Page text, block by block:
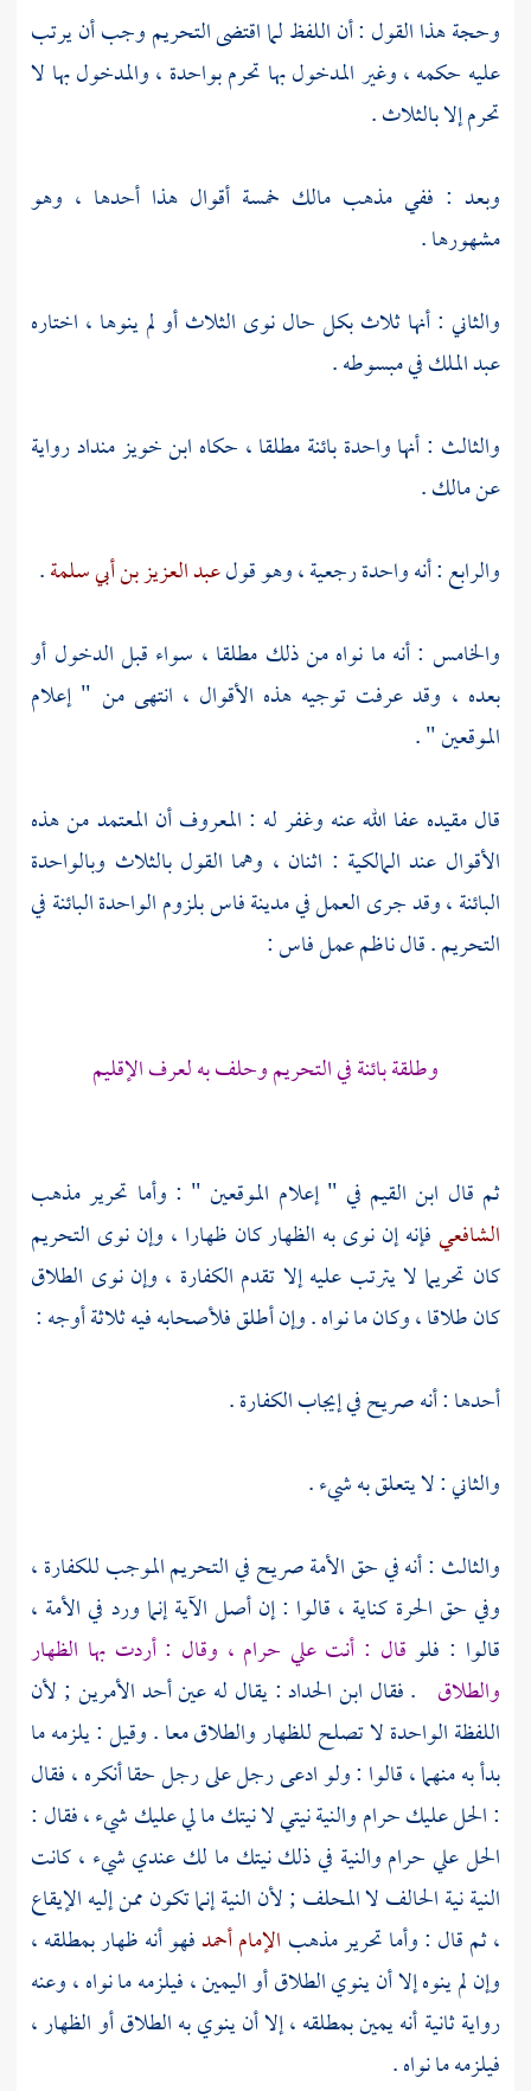
وحجة هذا القول : أن اللفظ لما اقتضى التحريم وجب أن يرتب
عليه حكمه ، وغير المدخول بها تحرم بواحدة ، والمدخول بها لا
تحرم إلا بالثلاث .
وبعد : ففي مذهبمالك خمسة أقوال هذا أحدها ، وهو
مشهورها .
والثاني : أنها ثلاث بكل حال نوى الثلاث أو لم ينوها ، اختاره
عبد الملكفي مبسوطه .
والثالث : أنها واحدة بائنة مطلقا ، حكاه ابن خويز مندادرواية
عنمالك.
والرابع : أنه واحدة رجعية ، وهو قولعبد العزيز بن أبي سلمة.
والخامس : أنه ما نواه من ذلك مطلقا ، سواء قبل الدخول أو
بعده ، وقد عرفت توجيه هذه الأقوال ، انتهى من " إعلام
الموقعين " .
قال مقيده عفا الله عنه وغفر له : المعروف أن المعتمد من هذه
الأقوال عند المالكية : اثنان ، وهما القول بالثلاث وبالواحدة
البائنة ، وقد جرى العمل فيمدينة فاسبلزوم الواحدة البائنة في
التحريم . قال ناظم عمل فاس :
وطلقة بائنة في التحريم وحلف به لعرف الإقليم
ثم قال ابن القيم في " إعلام الموقعين " : وأما تحرير مذهب
الشافعيفإنه إن نوى به الظهار كان ظهارا ، وإن نوى التحريم
كان تحريما لا يترتب عليه إلا تقدم الكفارة ، وإن نوى الطلاق
كان طلاقا ، وكان ما نواه . وإن أطلق فلأصحابه فيه ثلاثة أوجه :
أحدها : أنه صريح في إيجاب الكفارة .
والثاني : لا يتعلق به شيء .
والثالث : أنه في حق الأمة صريح في التحريم الموجب للكفارة ،
وفي حق الحرة كناية ، قالوا : إن أصل الآية إنما ورد في الأمة ،
قالوا : فلو قال : أنت علي حرام ، وقال : أردت بها الظهار
والطلاق . فقال ابن الحداد: يقال له عين أحد الأمرين ; لأن
اللفظة الواحدة لا تصلح للظهار والطلاق معا . وقيل : يلزمه ما
بدأ به منهما ، قالوا : ولو ادعى رجل على رجل حقا أنكره ، فقال
: الحل عليك حرام والنية نيتي لا نيتك ما لي عليك شيء ، فقال :
الحل علي حرام والنية في ذلك نيتك ما لك عندي شيء ، كانت
النية نية الحالف لا المحلف ; لأن النية إنما تكون ممن إليه الإيقاع
، ثم قال : وأما تحرير مذهب الإمام أحمدفهو أنه ظهار بمطلقه ،
وإن لم ينوه إلا أن ينوي الطلاق أو اليمين ، فيلزمه ما نواه ، وعنه
رواية ثانية أنه يمين بمطلقه ، إلا أن ينوي به الطلاق أو الظهار ،
فيلزمه ما نواه .